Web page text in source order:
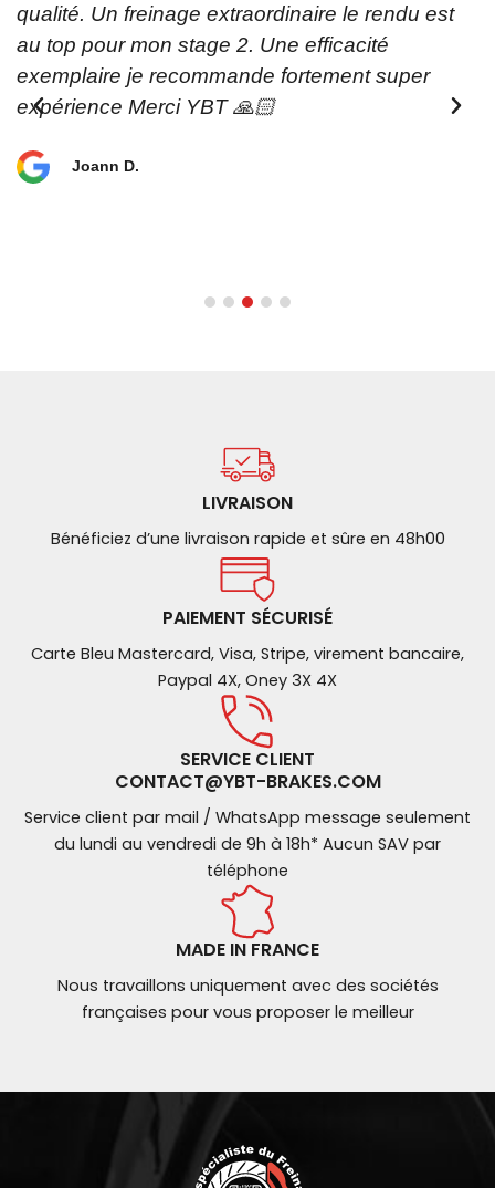
est
regret look superbe et efficacité au rendez-
je recommande à 110% 🙂
Cedric L.
LIVRAISON
Bénéficiez d’une livraison rapide et sûre en 48h00
PAIEMENT SÉCURISÉ
Carte Bleu Mastercard, Visa, Stripe, virement bancaire,
Paypal 4X, Oney 3X 4X
SERVICE CLIENT
CONTACT@YBT-BRAKES.COM
Service client par mail / WhatsApp message seulement
du lundi au vendredi de 9h à 18h* Aucun SAV par
téléphone
MADE IN FRANCE
Nous travaillons uniquement avec des sociétés
françaises pour vous proposer le meilleur